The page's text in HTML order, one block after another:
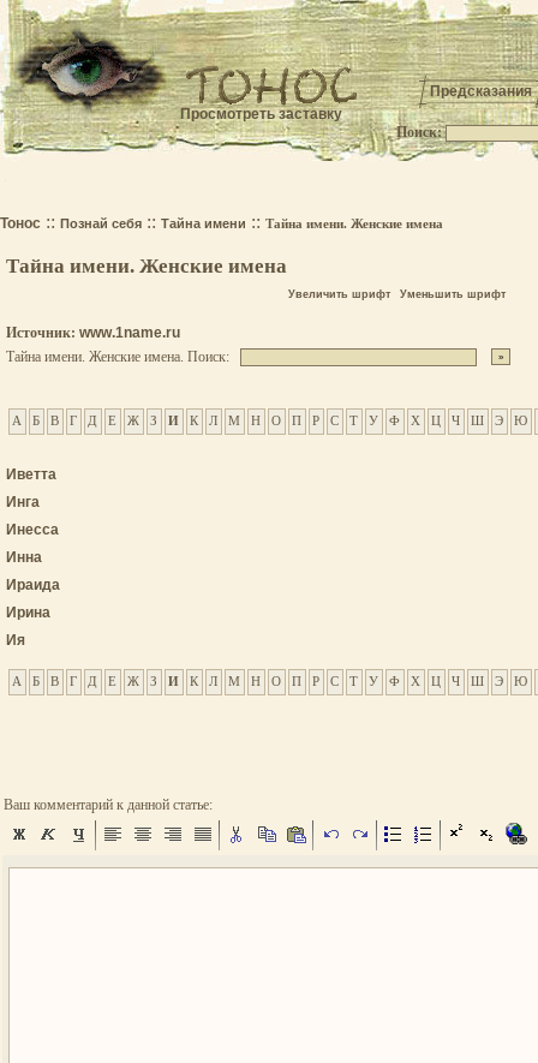
Предсказания
Поиск:
Тонос :: Познай себя :: Тайна имени :: Тайна имени. Женские имена
Тайна имени. Женские имена
Увеличить шрифт Уменьшить шрифт
Источник: www.1name.ru
Тайна имени. Женские имена. Поиск:
А Б В Г Д Е Ж З И К Л М Н О П Р С Т У Ф Х Ц Ч Ш Э Ю
Иветта
Инга
Инесса
Инна
Ираида
Ирина
Ия
А Б В Г Д Е Ж З И К Л М Н О П Р С Т У Ф Х Ц Ч Ш Э Ю
Ваш комментарий к данной статье:
Просмотреть заставку